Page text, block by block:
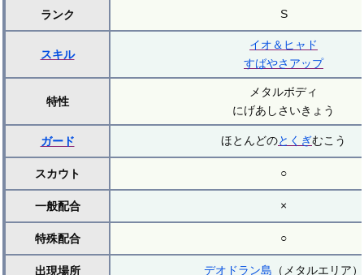
ランク S
スキル
イオ＆ヒャド
すばやさアップ
特性
メタルボディ
にげあしさいきょう
ガード ほとんどのとくぎむこう
スカウト ○
一般配合 ×
特殊配合 ○
出現場所 デオドラン島 （メタルエリア）